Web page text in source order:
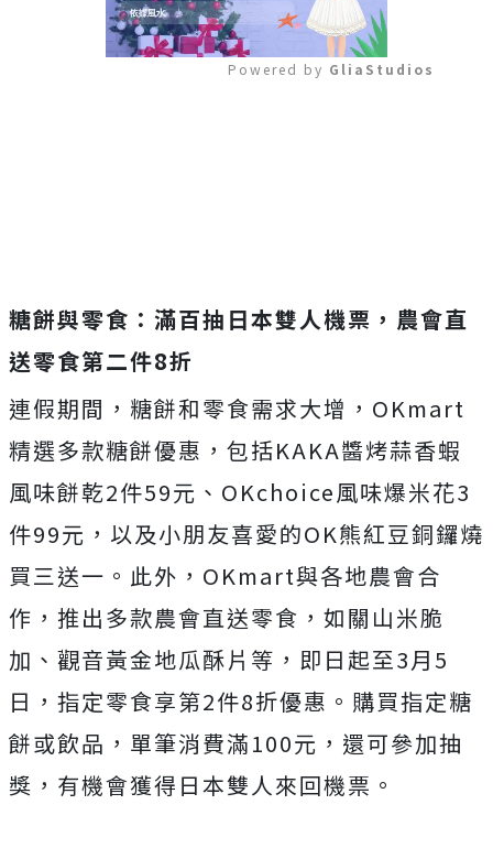
Powered by GliaStudios
糖餅與零食：滿百抽日本雙人機票，農會直
送零食第二件8折
連假期間，糖餅和零食需求大增，OKmart
精選多款糖餅優惠，包括KAKA醬烤蒜香蝦
風味餅乾2件59元、OKchoice風味爆米花3
件99元，以及小朋友喜愛的OK熊紅豆銅鑼燒
買三送一。此外，OKmart與各地農會合
作，推出多款農會直送零食，如關山米脆
加、觀音黃金地瓜酥片等，即日起至3月5
日，指定零食享第2件8折優惠。購買指定糖
餅或飲品，單筆消費滿100元，還可參加抽
獎，有機會獲得日本雙人來回機票。